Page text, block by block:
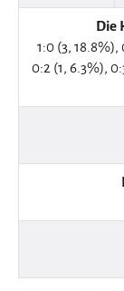
Die
1:0 (3, 18.8%),
0:2 (1, 6.3%),